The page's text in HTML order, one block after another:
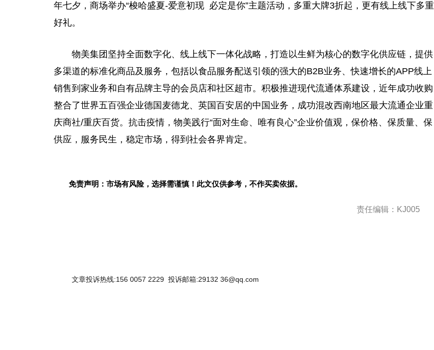
年七夕，商场举办“梭哈盛夏-爱意初现 必定是你”主题活动，多重大牌3折起，更有线上线下多重
好礼。
物美集团坚持全面数字化、线上线下一体化战略，打造以生鲜为核心的数字化供应链，提供
多渠道的标准化商品及服务，包括以食品服务配送引领的强大的B2B业务、快速增长的APP线上
销售到家业务和自有品牌主导的会员店和社区超市。积极推进现代流通体系建设，近年成功收购
整合了世界五百强企业德国麦德龙、英国百安居的中国业务，成功混改西南地区最大流通企业重
庆商社/重庆百货。抗击疫情，物美践行“面对生命、唯有良心”企业价值观，保价格、保质量、保
供应，服务民生，稳定市场，得到社会各界肯定。
免责声明：市场有风险，选择需谨慎！此文仅供参考，不作买卖依据。
责任编辑：KJ005
文章投诉热线:156 0057 2229 投诉邮箱:29132 36@qq.com